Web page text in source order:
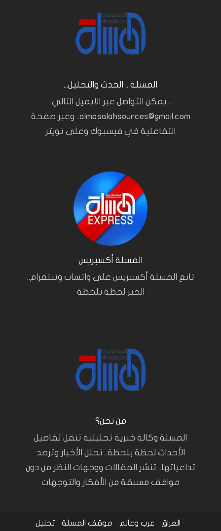
المسلة .. الحدث والتحليل...
.. يمكن التواصل عبر الايميل التالي:
almasalahsources@gmail.com.. وعبر صفحة
التفاعلية في فيسبوك وعلى تويتر
المسلة أكسبريس
تابع المسلة أكسبريس على واتساب وتيلغرام..
الخبر لحظة بلحظة
من نحن؟
المسلة وكالة خبرية تحليلية تنقل تفاصيل
الأحداث لحظة بلحظة.. تحلل الأخبار وترصد
تداعياتها.. تنشر المقالات ووجهات النظر من دون
مواقف مسبقة من الأفكار والتوجهات
العراق عرب وعالم موقف المسلة تحليل